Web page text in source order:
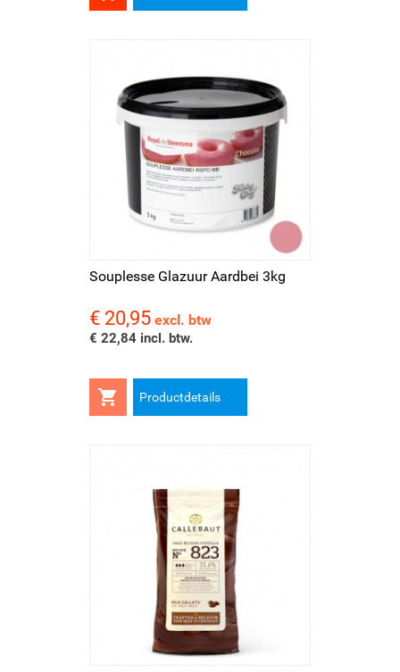
Souplesse Glazuur Aardbei 3kg
Prijs
€ 20,95 excl. btw
€ 22,84 incl. btw.
 Productdetails